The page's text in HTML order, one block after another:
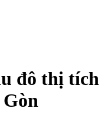
đô thị tích